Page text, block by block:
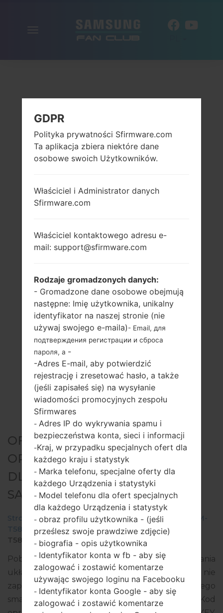
OFICJALNE
OPROGRAMOWANIE #60225
DLA: SM-T587 -
SAMSUNGGALAXY TAB A 10.1
Strona startowa →Galaxy Tab A 10.1 →SamsungSM-
T587
→SM-
T587_1_20181120174327_vvh1dpu87t_fac.zip
Pobierz najnowszą aktualizację oprogramowania
układowego dla Samsung Galaxy Tab A 10.1, ale nie
zapomnij sprawdzić, czy numer modelu Twojego
smartfona odpowiada wskazanemu SM-T587. Kod
GDPR
Polityka prywatności Sfirmware.com
Ta aplikacja zbiera niektóre dane
osobowe swoich Użytkowników.
Właściciel i Administrator danych
Sfirmware.com
Właściciel kontaktowego adresu e-
mail: support@sfirmware.com
Rodzaje gromadzonych danych:
- Gromadzone dane osobowe obejmują
następne: Imię użytkownika, unikalny
identyfikator na naszej stronie (nie
używaj swojego e-maila)- Email, для
подтверждения регистрации и сброса
пароля, а -
-Adres E-mail, aby potwierdzić
rejestrację i zresetować hasło, a także
(jeśli zapisałeś się) na wysyłanie
wiadomości promocyjnych zespołu
Sfirmwares
- Adres IP do wykrywania spamu i
bezpieczeństwa konta, sieci i informacji
-Kraj, w przypadku specjalnych ofert dla
każdego kraju i statystyk
- Marka telefonu, specjalne oferty dla
każdego Urządzenia i statystyki
- Model telefonu dla ofert specjalnych
dla każdego Urządzenia i statystyk
- obraz profilu użytkownika - (jeśli
prześlesz swoje prawdziwe zdjęcie)
- biografia - opis użytkownika
- Identyfikator konta w fb - aby się
zalogować i zostawić komentarze
używając swojego loginu na Facebooku
- Identyfikator konta Google - aby się
zalogować i zostawić komentarze